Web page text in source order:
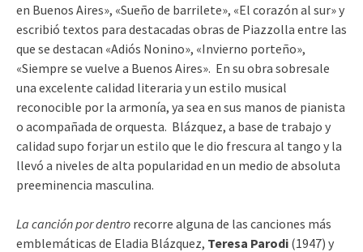
en Buenos Aires», «Sueño de barrilete», «El corazón al sur» y
escribió textos para destacadas obras de Piazzolla entre las
que se destacan «Adiós Nonino», «Invierno porteño»,
«Siempre se vuelve a Buenos Aires». En su obra sobresale
una excelente calidad literaria y un estilo musical
reconocible por la armonía, ya sea en sus manos de pianista
o acompañada de orquesta. Blázquez, a base de trabajo y
calidad supo forjar un estilo que le dio frescura al tango y la
llevó a niveles de alta popularidad en un medio de absoluta
preeminencia masculina.
La canción por dentro recorre alguna de las canciones más
emblemáticas de Eladia Blázquez, Teresa Parodi (1947) y